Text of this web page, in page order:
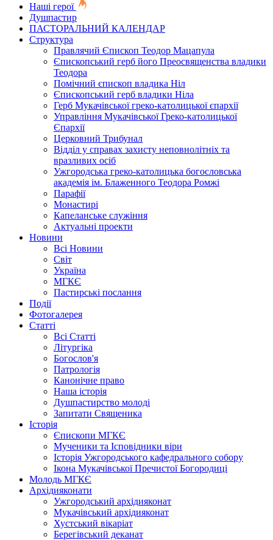
Наші герої
Душпастир
ПАСТОРАЛЬНИЙ КАЛЕНДАР
Структура
Правлячий Єпископ Теодор Мацапула
Єпископський герб його Преосвященства владики
Теодора
Помічний єпископ владика Ніл
Єпископський герб владики Ніла
Герб Мукачівської греко-католицької єпархії
Управління Мукачівської Греко-католицької
Єпархії
Церковний Трибунал
Відділ у справах захисту неповнолітніх та
вразливих осіб
Ужгородська греко-католицька богословська
академія ім. Блаженного Теодора Ромжі
Парафії
Монастирі
Капеланське служіння
Актуальні проекти
Новини
Всі Новини
Світ
Україна
МГКЄ
Пастирські послання
Події
Фотогалерея
Статті
Всі Статті
Літургіка
Богослов'я
Патрологія
Канонічне право
Наша історія
Душпастирство молоді
Запитати Священика
Історія
Єпископи МГКЄ
Мученики та Ісповідники віри
Історія Ужгородського кафедрального собору
Ікона Мукачівської Пречистої Богородиці
Молодь МГКЄ
Архідияконати
Ужгородський архідияконат
Мукачівський архідияконат
Хустський вікаріат
Берегівський деканат